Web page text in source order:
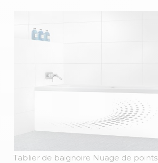
Tablier de baignoire Nuage de points